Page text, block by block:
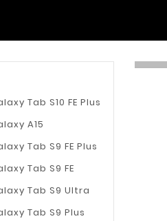
Tab S10 FE Plus
A15
Tab S9 FE Plus
Tab S9 FE
Tab S9 Ultra
Tab S9 Plus